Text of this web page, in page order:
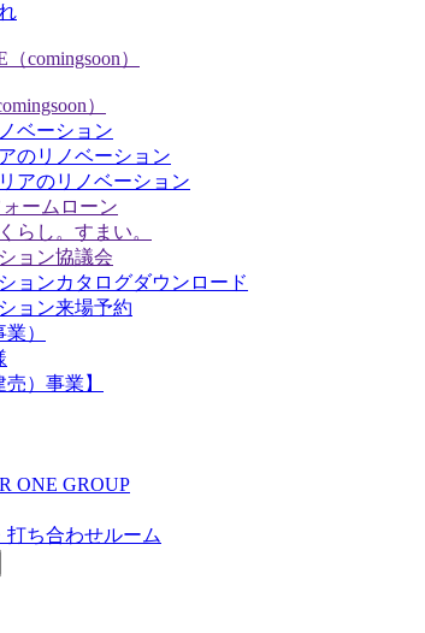
comingsoon）
）
ベーション
のリノベーション
アのリノベーション
ームローン
らし。すまい。
ョン協議会
ョンカタログダウンロード
ョン来場予約
）
売）事業】
ONE GROUP
打ち合わせルーム